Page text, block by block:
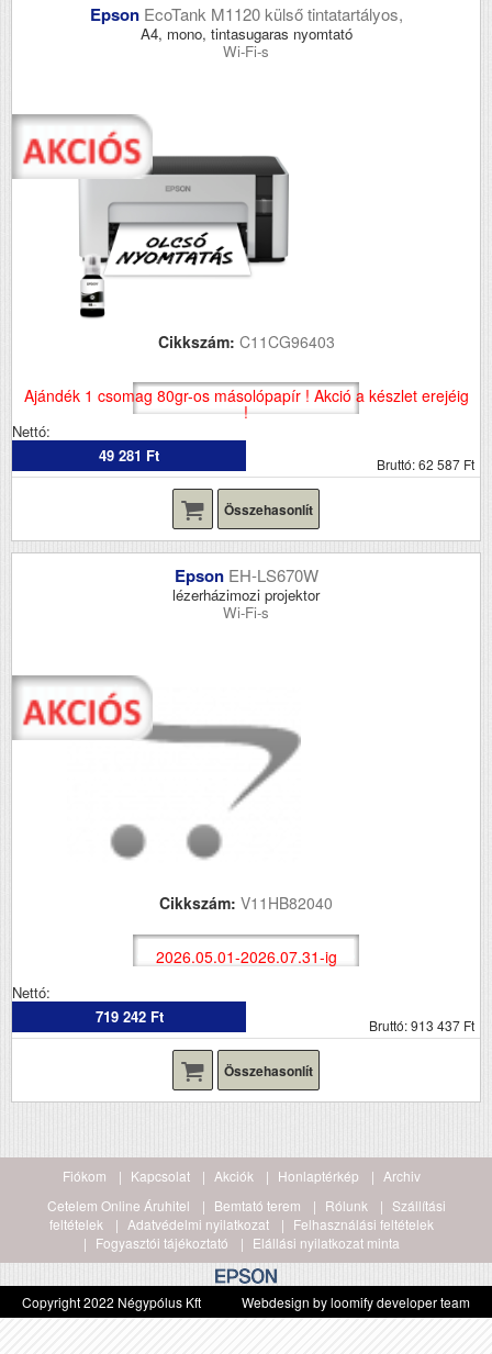
Epson EcoTank M1120 külső tintatartályos,
A4, mono, tintasugaras nyomtató
Wi-Fi-s
Cikkszám: C11CG96403
Ajándék 1 csomag 80gr-os másolópapír ! Akció a készlet erejéig
!
Nettó:
49 281 Ft
Bruttó: 62 587 Ft
Összehasonlít
Epson EH-LS670W
lézerházimozi projektor
Wi-Fi-s
Cikkszám: V11HB82040
2026.05.01-2026.07.31-ig
Nettó:
719 242 Ft
Bruttó: 913 437 Ft
Összehasonlít
Fiókom Kapcsolat Akciók Honlaptérkép
Archiv
Cetelem Online Áruhitel
Bemtató terem Rólunk
Szállítási
feltételek
Adatvédelmi nyilatkozat
Felhasználási feltételek
Fogyasztói tájékoztató
Elállási nyilatkozat minta
Copyright 2022 Négypólus Kft Webdesign by loomify developer team